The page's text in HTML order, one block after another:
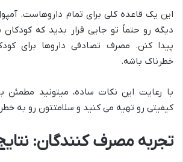
این یک قاعده کلی برای تمام داروهاست.
دیگه رو حتماً تو جایی قرار بدید که
پیدا کنن. مصرف تصادفی داروها برای
خطرناک باشه.
با رعایت این نکات ساده، میتونید
کیفیتی رو تهیه می کنید و سلامتتون رو به خطر
تجربه مصرف کنندگان: